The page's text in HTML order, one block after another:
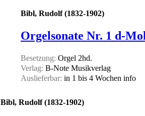
Bibl, Rudolf (1832-1902)
Orgelsonate Nr. 1 d-
Besetzung: Orgel 2hd.
Verlag: B-Note Musikverlag
Auslieferbar: in 1 bis 4 Wochen info
Bibl, Rudolf (1832-1902)